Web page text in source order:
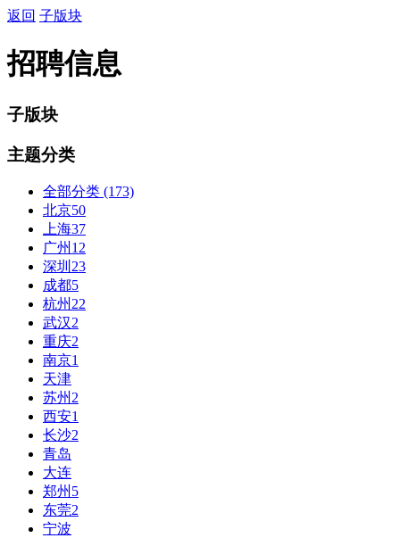
返回 子版块
招聘信息
子版块
主题分类
全部分类 (173)
北京50
上海37
广州 12
深圳 23
成都5
杭州 22
武汉2
重庆2
南京1
天津
苏州 2
西安1
长沙2
青岛
大连
郑州 5
东莞2
宁波